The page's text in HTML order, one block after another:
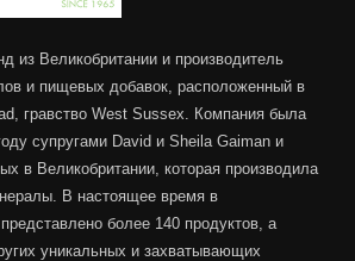
из Великобритании и производитель
и пищевых добавок, расположенный в
гравство West Sussex. Компания была
супругами David и Sheila Gaiman и
в Великобритании, которая производила
В настоящее время в
более 140 продуктов, а
уникальных и захватывающих